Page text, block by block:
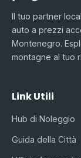
Il tuo partner
auto a prezzi
Montenegro.
montagne al tuo
Link Utili
Hub di Noleggio
Guida della Città